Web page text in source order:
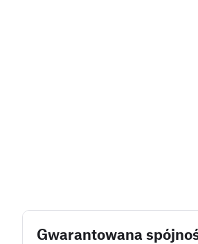
Gwarantowana